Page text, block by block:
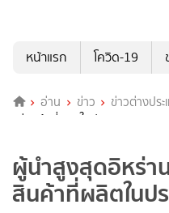
หน้าแรก
โควิด-19
อ่าน ข่าว ข่าวต่างประ
แต่สินค้าที่ผลิตในประเทศ
ผู้นำสูงสุดอิหร่า
สินค้าที่ผลิตในปร